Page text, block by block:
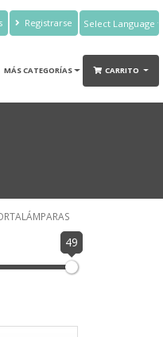
Registrarse
Translate
MÁS CATEGORÍAS CARRITO
49